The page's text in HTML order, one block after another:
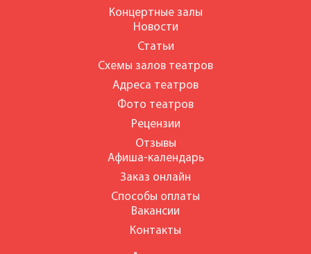
Концертные залы
Новости
Статьи
Схемы залов театров
Адреса театров
Фото театров
Рецензии
Отзывы
Афиша-календарь
Заказ онлайн
Способы оплаты
Вакансии
Контакты